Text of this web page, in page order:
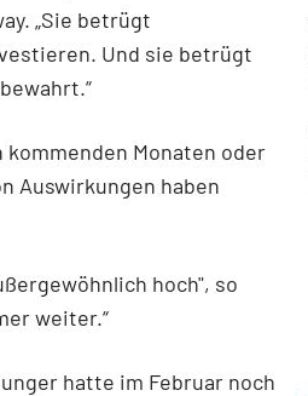
„Sie betrügt
Und sie betrügt
Monaten oder
Auswirkungen haben
hoch", so
weiter.“
hatte im Februar noch